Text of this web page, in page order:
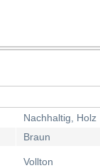
Nachhaltig, Holz
Braun
Vollton